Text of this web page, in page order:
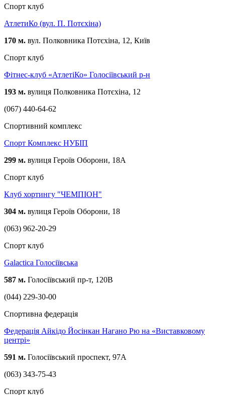
Спорт клуб
АтлетиКо (вул. П. Потєхіна)
170 м. вул. Полковника Потєхіна, 12, Київ
Спорт клуб
Фітнес-клуб «АтлетіКо» Голосіївський р-н
193 м. вулиця Полковника Потєхіна, 12
(067) 440-64-62
Спортивний комплекс
Спорт Комплекс НУБІП
299 м. вулиця Героїв Оборони, 18А
Спорт клуб
Клуб хортингу "ЧЕМПІОН"
304 м. вулиця Героїв Оборони, 18
(063) 962-20-29
Спорт клуб
Galactica Голосіївська
587 м. Голосіївський пр-т, 120В
(044) 229-30-00
Спортивна федерація
Федерація Айкідо Йосінкан Нагано Рю на «Виставковому
центрі»
591 м. Голосіївський проспект, 97А
(063) 343-75-43
Спорт клуб